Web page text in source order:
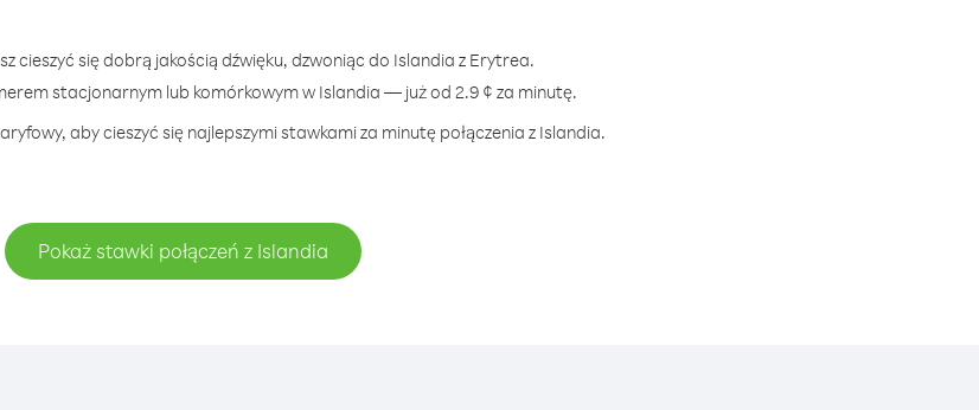
cieszyć się dobrą jakością dźwięku, dzwoniąc do Islandia z Erytrea.
stacjonarnym lub komórkowym w Islandia — już od 2.9 ¢ za minutę.
aby cieszyć się najlepszymi stawkami za minutę połączenia z Islandia.
Pokaż stawki połączeń z Islandia